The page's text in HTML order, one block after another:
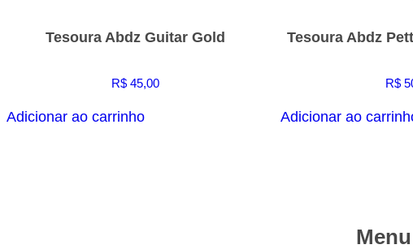
Tesoura Abdz Guitar Gold
R$ 45,00
Adicionar ao carrinho
Tesoura Abdz
R$
Adicionar ao
Menu